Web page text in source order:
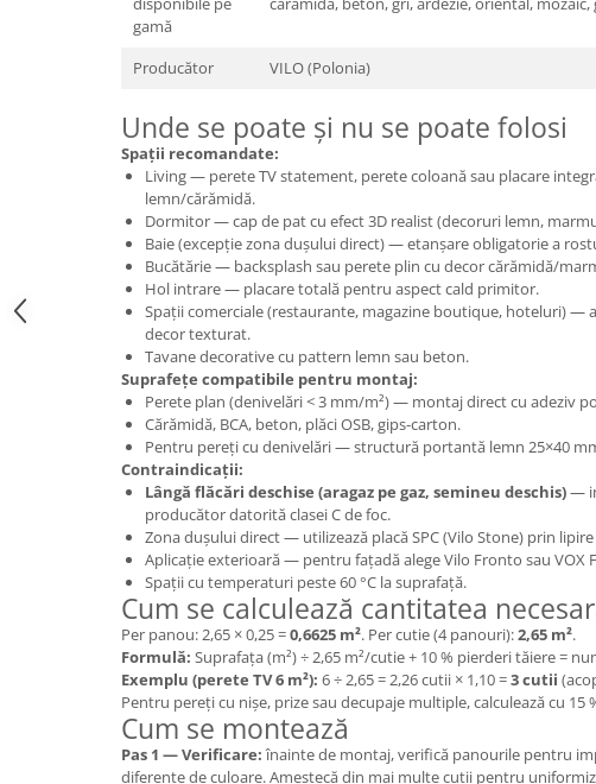
gamă
Producător VILO (Polonia)
Unde se poate și nu se poate folosi
Spații recomandate:
Living — perete TV statement, perete coloană sau placare
lemn/cărămidă.
Dormitor — cap de pat cu efect 3D realist (decoruri lemn,
Baie (excepție zona dușului direct) — etanșare obligatorie a
Bucătărie — backsplash sau perete plin cu decor cărămidă/
Hol intrare — placare totală pentru aspect cald primitor.
Spații comerciale (restaurante, magazine boutique, hoteluri) —
decor texturat.
Tavane decorative cu pattern lemn sau beton.
Suprafețe compatibile pentru montaj:
Perete plan (denivelări < 3 mm/m²) — montaj direct cu adeziv
Cărămidă, BCA, beton, plăci OSB, gips-carton.
Pentru pereți cu denivelări — structură portantă lemn 25×40
Contraindicații:
Lângă flăcări deschise (aragaz pe gaz, semineu deschis)—
producător datorită clasei C de foc.
Zona dușului direct — utilizează placă SPC (Vilo Stone) prin
Aplicație exterioară — pentru fațadă alege Vilo Fronto sau VOX
Spații cu temperaturi peste 60 °C la suprafață.
Cum se calculează cantitatea
Per panou: 2,65 × 0,25 =0,6625 m². Per cutie (4 panouri):2,65 m².
Formulă: Suprafața (m²) ÷ 2,65 m²/cutie + 10 % pierderi tăiere =
Exemplu (perete TV 6 m²): 6 ÷ 2,65 = 2,26 cutii × 1,10 =3 cutii
Pentru pereți cu nișe, prize sau decupaje multiple, calculează cu 15
Cum se montează
Pas 1 — Verificare:înainte de montaj, verifică panourile pentru
diferențe de culoare. Amestecă din mai multe cutii pentru